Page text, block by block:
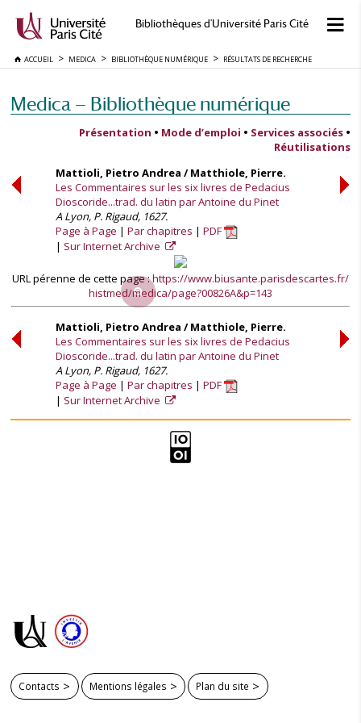
Bibliothèques d'Université Paris Cité
ACCUEIL MEDICA BIBLIOTHÈQUE NUMÉRIQUE RÉSULTATS DE RECHERCHE
Medica — Bibliothèque numérique
Présentation • Mode d’emploi • Services associés •
Réutilisations
Mattioli, Pietro Andrea / Matthiole, Pierre.
Les Commentaires sur les six livres de Pedacius
Dioscoride...trad. du latin par Antoine du Pinet
A Lyon, P. Rigaud, 1627.
Page à Page
Par chapitres
PDF
Sur Internet Archive
URL pérenne de cette page :https://www.biusante.parisdescartes.fr/
histmed/medica/page?00826A&p=143
Mattioli, Pietro Andrea / Matthiole, Pierre.
Les Commentaires sur les six livres de Pedacius
Dioscoride...trad. du latin par Antoine du Pinet
A Lyon, P. Rigaud, 1627.
Page à Page
Par chapitres
PDF
Sur Internet Archive
Contacts Mentions légales Plan du site